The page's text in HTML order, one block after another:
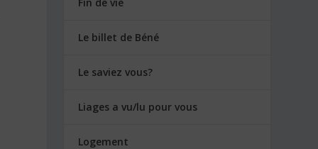
Le billet de Béné
Le saviez vous?
Liages a vu/lu pour vous
Logement